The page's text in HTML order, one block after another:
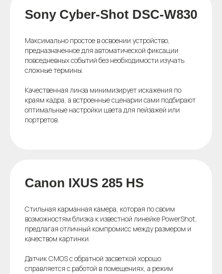
Sony Cyber-Shot DSC-W830
Максимально простое в освоении устройство,
предназначенное для автоматической фиксации
повседневных событий без необходимости изучать
сложные термины.
Качественная линза минимизирует искажения по
краям кадра, а встроенные сценарии сами подбирают
оптимальные настройки цвета для пейзажей или
портретов.
Canon IXUS 285 HS
Стильная карманная камера, которая по своим
возможностям близка к известной линейке PowerShot,
предлагая отличный компромисс между размером и
качеством картинки.
Датчик CMOS с обратной засветкой хорошо
справляется с работой в помещениях, а режим